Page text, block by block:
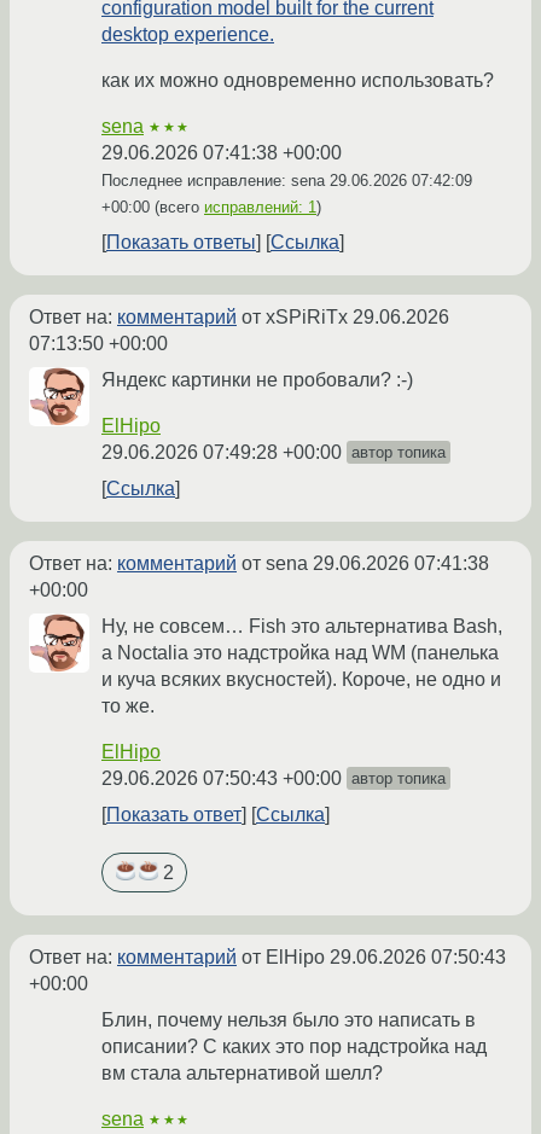
configuration model built for the current
desktop experience.
как их можно одновременно использовать?
sena ★★★
29.06.2026 07:41:38 +00:00
Последнее исправление: sena 29.06.2026 07:42:09
+00:00 (всего исправлений: 1)
Показать ответы Ссылка
Ответ на: комментарий от xSPiRiTx 29.06.2026
07:13:50 +00:00
Яндекс картинки не пробовали? :-)
ElHipo
29.06.2026 07:49:28 +00:00 автор топика
Ссылка
Ответ на: комментарий от sena 29.06.2026 07:41:38
+00:00
Ну, не совсем… Fish это альтернатива Bash,
а Noctalia это надстройка над WM (панелька
и куча всяких вкусностей). Короче, не одно и
то же.
ElHipo
29.06.2026 07:50:43 +00:00 автор топика
Показать ответ Ссылка
2
Ответ на: комментарий от ElHipo 29.06.2026 07:50:43
+00:00
Блин, почему нельзя было это написать в
описании? С каких это пор надстройка над
вм стала альтернативой шелл?
sena ★★★